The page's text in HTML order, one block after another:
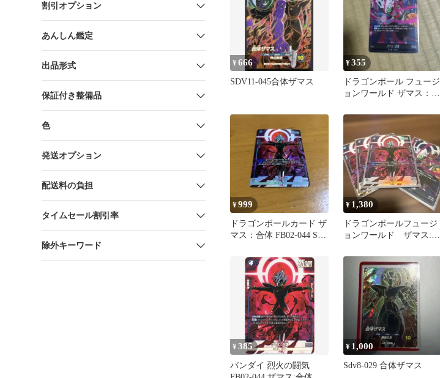
割引オプション
あんしん鑑定
出品形式
保証付き整備品
色
発送オプション
配送料の負担
タイムセール割引率
除外キーワード
¥666
SDV11-045合体ザマス
¥355
ドラゴンボール フュージ
ョンワールド ザマス：合
¥999
ドラゴンボールカード ザ
マス：合体 FB02-044 SR
¥ 1,380
ドラゴンボールフュージ
ョンワールド ザマス:合
¥385
バンダイ 烈火の闘気
¥ 1,000
Sdv8-029 合体ザマス